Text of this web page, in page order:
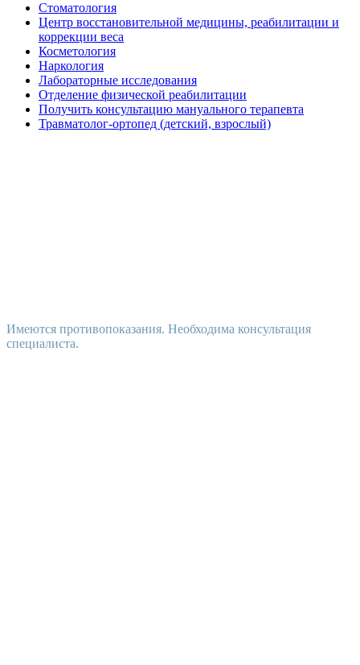
Стоматология
Центр восстановительной медицины, реабилитации и
коррекции веса
Косметология
Наркология
Лабораторные исследования
Отделение физической реабилитации
Получить консультацию мануального терапевта
Травматолог-ортопед (детский, взрослый)
Имеются противопоказания. Необходима консультация
специалиста.